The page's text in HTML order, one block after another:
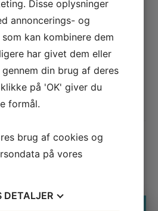
som er blevet fremhævet
og skarpe
er hendes brug af
med Allan Olsen.
LIGE
Disse oplysninger
annoncerings- og
kan kombinere dem
har givet dem eller
din brug af deres
på 'OK' giver du
formål.
brug af cookies og
på vores
DETALJER